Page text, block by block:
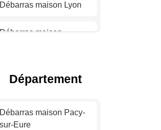
Débarras maison Lyon
Débarras maison
Débarras maison Nice
Débarras maison
Département
Débarras maison Pacy-
sur-Eure